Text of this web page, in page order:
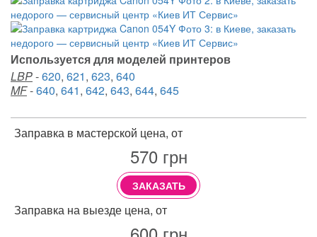
Используется для моделей принтеров
LBP-620, 621, 623, 640
MF-640, 641, 642, 643, 644, 645
Заправка в мастерской цена, от
570грн
ЗАКАЗАТЬ
Заправка на выезде цена, от